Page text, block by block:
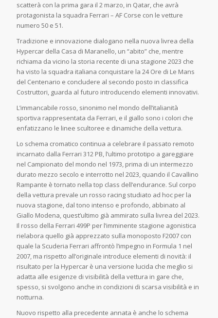
scatterà con la prima gara il 2 marzo, in Qatar, che avrà
protagonista la squadra Ferrari – AF Corse con le vetture
numero 50 e 51.
Tradizione e innovazione dialogano nella nuova livrea della
Hypercar della Casa di Maranello, un “abito” che, mentre
richiama da vicino la storia recente di una stagione 2023 che
ha visto la squadra italiana conquistare la 24 Ore di Le Mans
del Centenario e concludere al secondo posto in classifica
Costruttori, guarda al futuro introducendo elementi innovativi.
L’immancabile rosso, sinonimo nel mondo dell’italianità
sportiva rappresentata da Ferrari, e il giallo sono i colori che
enfatizzano le linee scultoree e dinamiche della vettura.
Lo schema cromatico continua a celebrare il passato remoto
incarnato dalla Ferrari 312 PB, l’ultimo prototipo a gareggiare
nel Campionato del mondo nel 1973, prima di un intermezzo
durato mezzo secolo e interrotto nel 2023, quando il Cavallino
Rampante è tornato nella top class dell’endurance. Sul corpo
della vettura prevale un rosso racing studiato ad hoc per la
nuova stagione, dal tono intenso e profondo, abbinato al
Giallo Modena, quest’ultimo già ammirato sulla livrea del 2023.
Il rosso della Ferrari 499P per l’imminente stagione agonistica
rielabora quello già apprezzato sulla monoposto F2007 con
quale la Scuderia Ferrari affrontò l’impegno in Formula 1 nel
2007, ma rispetto all’originale introduce elementi di novità: il
risultato per la Hypercar è una versione lucida che meglio si
adatta alle esigenze di visibilità della vettura in gare che,
spesso, si svolgono anche in condizioni di scarsa visibilità e in
notturna.
Nuovo rispetto alla precedente annata è anche lo schema